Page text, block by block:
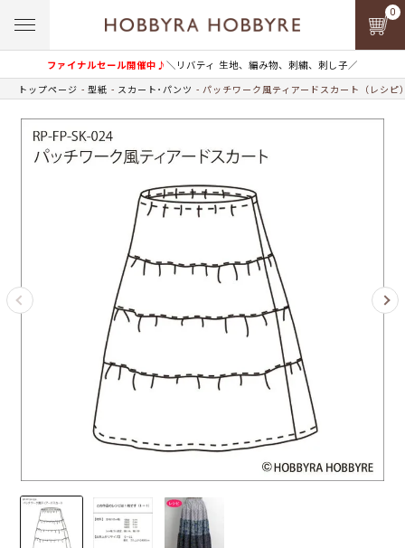
ファイナルセール開催中♪＼リバティ 生地、編み物、刺繍、刺し子／
0
トップページ 型紙 スカート･パンツ パッチワーク風ティアードスカート（レシピ